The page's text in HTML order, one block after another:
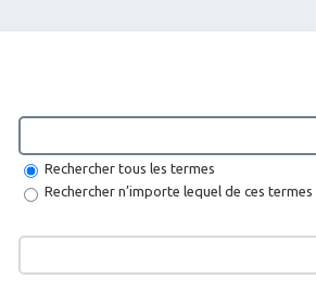
Rechercher tous les termes
Rechercher n’importe lequel de ces termes